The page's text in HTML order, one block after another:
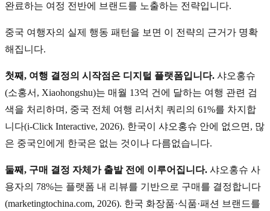
완료하는 여정 전반에 브랜드를 노출하는 전략입니다.
중국 여행자의 실제 행동 패턴을 보면 이 전략의 근거가 명확
해집니다.
첫째, 여행 결정의 시작점은 디지털 플랫폼입니다. 샤오홍슈
(소홍서, Xiaohongshu)는 매월 13억 건에 달하는 여행 관련 검
색을 처리하며, 중국 전체 여행 리서치 쿼리의 61%를 차지합
니다(i-Click Interactive, 2026). 한국이 샤오홍슈 안에 없으면, 많
은 중국인에게 한국은 없는 것이나 다름없습니다.
둘째, 구매 결정 자체가 출발 전에 이루어집니다. 샤오홍슈 사
용자의 78%는 플랫폼 내 리뷰를 기반으로 구매를 결정합니다
(marketingtochina.com, 2026). 한국 화장품·식품·패션 브랜드를